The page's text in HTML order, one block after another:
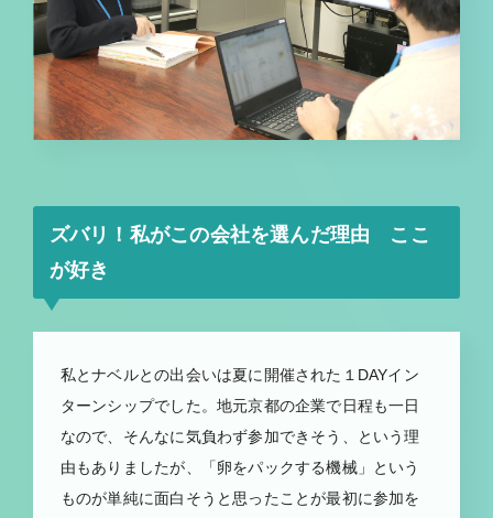
ズバリ！私がこの会社を選んだ理由 ここ
が好き
私とナベルとの出会いは夏に開催された１DAYイン
ターンシップでした。地元京都の企業で日程も一日
なので、そんなに気負わず参加できそう、という理
由もありましたが、「卵をパックする機械」という
ものが単純に面白そうと思ったことが最初に参加を